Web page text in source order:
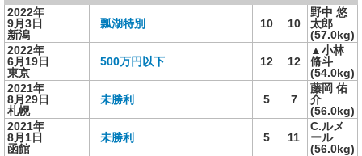
2022年
9月3日
新潟
瓢湖特別 10 10
野中 悠
太郎
(57.0kg)
2022年
6月19日
東京
500万円以下 12 12
▲小林
脩斗
(54.0kg)
2021年
8月29日
札幌
未勝利 5 7
藤岡 佑
介
(56.0kg)
2021年
8月1日
函館
未勝利 5 11
C.ルメ
ール
(56.0kg)